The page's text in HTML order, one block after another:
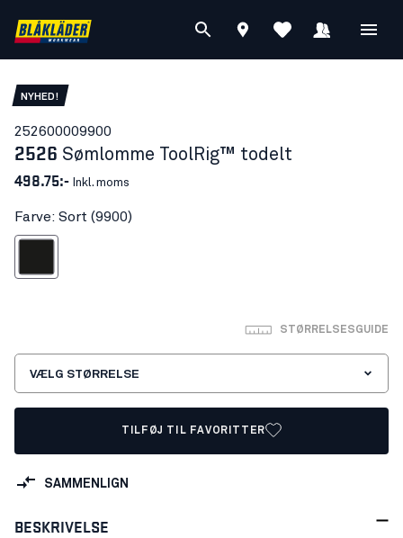
NYHED!
252600009900
2526 Sømlomme ToolRig™ todelt
498.75:- Inkl. moms
Farve: Sort (9900)
STØRRELSESGUIDE
VÆLG STØRRELSE
TILFØJ TIL FAVORITTER
SAMMENLIGN
BESKRIVELSE